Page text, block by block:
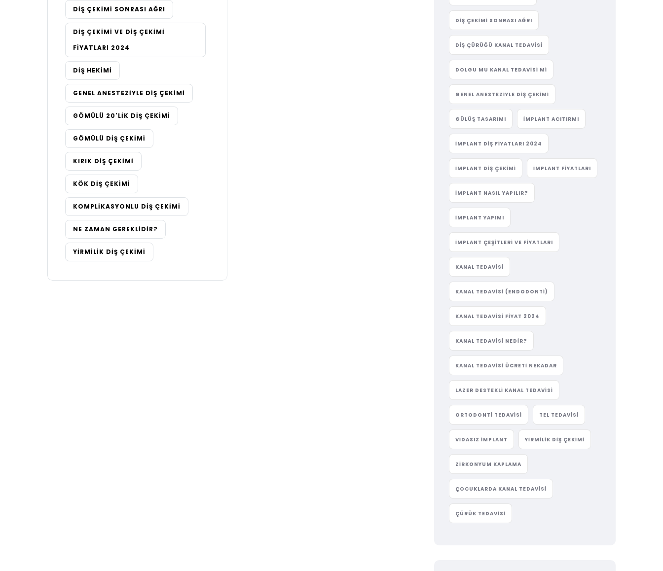
DIŞ ÇEKIMI SONRASI AĞRI
DIŞ ÇEKIMI VE DIŞ ÇEKIMI
FIYATLARI 2024
DIŞ HEKIMI
GENEL ANESTEZIYLE DIŞ ÇEKIMI
GÖMÜLÜ 20'LIK DIŞ ÇEKIMI
GÖMÜLÜ DIŞ ÇEKIMI
KIRIK DIŞ ÇEKIMI
KÖK DIŞ ÇEKIMI
KOMPLIKASYONLU DIŞ ÇEKIMI
NE ZAMAN GEREKLIDIR?
YIRMILIK DIŞ ÇEKIMI
DIŞ ÇEKIMI SONRASI AĞRI
DIŞ ÇÜRÜĞÜ KANAL TEDAVISI
DOLGU MU KANAL TEDAVISI MI
GENEL ANESTEZIYLE DIŞ ÇEKIMI
GÜLÜŞ TASARIMI IMPLANT ACITIRMI
IMPLANT DIŞ FIYATLARI 2024
IMPLANT DIŞ ÇEKIMI IMPLANT FIYATLARI
IMPLANT NASIL YAPILIR?
IMPLANT YAPIMI
IMPLANT ÇEŞITLERI VE FIYATLARI
KANAL TEDAVISI
KANAL TEDAVISI (ENDODONTI)
KANAL TEDAVISI FIYAT 2024
KANAL TEDAVISI NEDIR?
KANAL TEDAVISI ÜCRETI NEKADAR
LAZER DESTEKLI KANAL TEDAVISI
ORTODONTI TEDAVISI TEL TEDAVISI
VIDASIZ IMPLANT YIRMILIK DIŞ ÇEKIMI
ZIRKONYUM KAPLAMA
ÇOCUKLARDA KANAL TEDAVISI
ÇÜRÜK TEDAVISI